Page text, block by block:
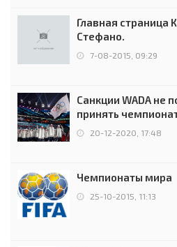
Главная страница
Стефано.
7-08-2015, 09:29
Санкции WADA не
принять
чемпионов.
20-12-2020, 17:48
Чемпионаты мира
25-10-2015, 11:13